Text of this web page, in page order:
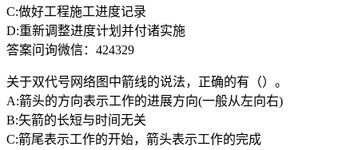
C:做好工程施工进度记录
D:重新调整进度计划并付诸实施
答案问询微信：424329
关于双代号网络图中箭线的说法，正确的有（）。
A:箭头的方向表示工作的进展方向(一般从左向右)
B:矢箭的长短与时间无关
C:箭尾表示工作的开始，箭头表示工作的完成